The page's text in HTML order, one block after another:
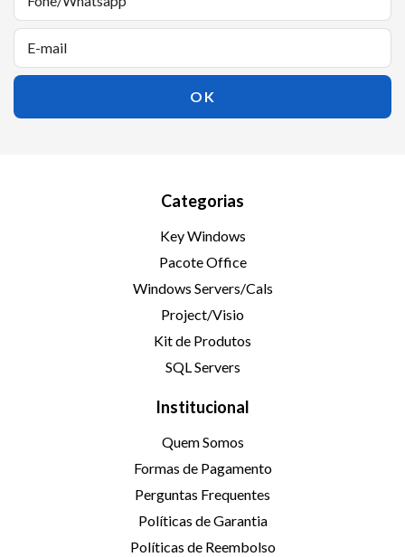
Categorias
Key Windows
Pacote Office
Windows Servers/Cals
Project/Visio
Kit de Produtos
SQL Servers
Institucional
Quem Somos
Formas de Pagamento
Perguntas Frequentes
Políticas de Garantia
Políticas de Reembolso